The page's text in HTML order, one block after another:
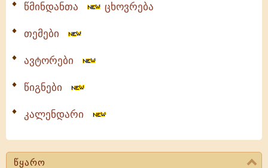
წმინდანთა ცხოვრება
თემები
ავტორები
წიგნები
კალენდარი
წყარო